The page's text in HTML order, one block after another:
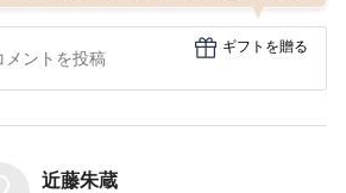
ギフトを贈る
近藤朱蔵